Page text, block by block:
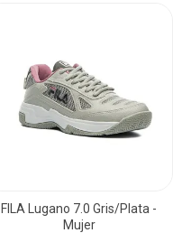
FILA Lugano 7.0 Gris/Plata -
Mujer